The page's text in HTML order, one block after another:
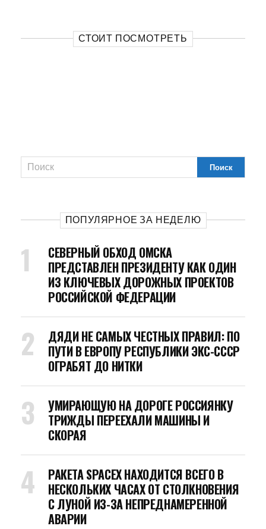
СТОИТ ПОСМОТРЕТЬ
ПОПУЛЯРНОЕ ЗА НЕДЕЛЮ
СЕВЕРНЫЙ ОБХОД ОМСКА
ПРЕДСТАВЛЕН ПРЕЗИДЕНТУ КАК ОДИН
ИЗ КЛЮЧЕВЫХ ДОРОЖНЫХ ПРОЕКТОВ
РОССИЙСКОЙ ФЕДЕРАЦИИ
ДЯДИ НЕ САМЫХ ЧЕСТНЫХ ПРАВИЛ: ПО
ПУТИ В ЕВРОПУ РЕСПУБЛИКИ ЭКС-СССР
ОГРАБЯТ ДО НИТКИ
УМИРАЮЩУЮ НА ДОРОГЕ РОССИЯНКУ
ТРИЖДЫ ПЕРЕЕХАЛИ МАШИНЫ И
СКОРАЯ
РАКЕТА SPACEX НАХОДИТСЯ ВСЕГО В
НЕСКОЛЬКИХ ЧАСАХ ОТ СТОЛКНОВЕНИЯ
С ЛУНОЙ ИЗ-ЗА НЕПРЕДНАМЕРЕННОЙ
АВАРИИ